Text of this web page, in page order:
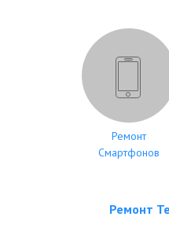
Ремонт
Смартфонов
Ремонт